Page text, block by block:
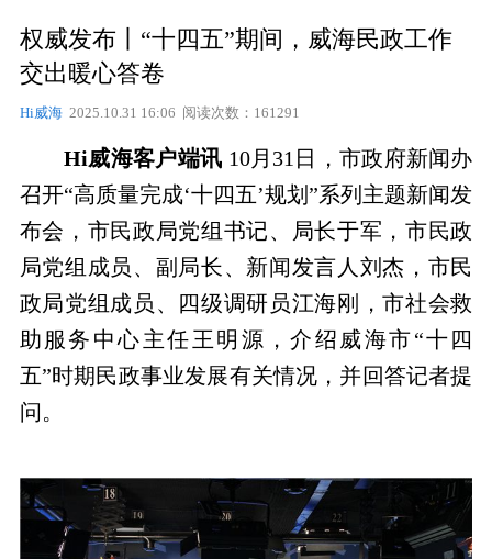
权威发布丨“十四五”期间，威海民政工作
交出暖心答卷
Hi威海2025.10.31 16:06 阅读次数：161291
Hi威海客户端讯 10月31日，市政府新闻办
召开“高质量完成‘十四五’规划”系列主题新闻发
布会，市民政局党组书记、局长于军，市民政
局党组成员、副局长、新闻发言人刘杰，市民
政局党组成员、四级调研员江海刚，市社会救
助服务中心主任王明源，介绍威海市“十四
五”时期民政事业发展有关情况，并回答记者提
问。